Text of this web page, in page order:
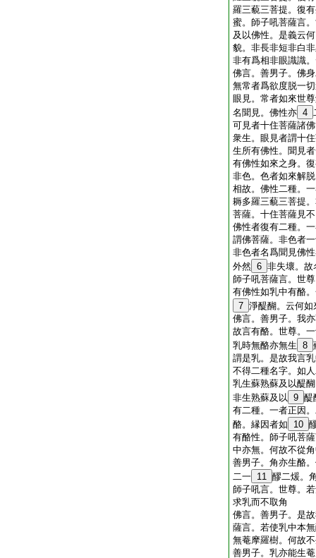
羅三藐三菩提。復
蜜。師子吼菩薩言
及以佛性。是義云
貌。非長非短非白
非有爲相非眼識識
佛言。善男子。佛
無常者爲欲度脱一
眼見。常者如來世
名聞見。佛性亦 4
可見者十住菩薩諸
衆生。眼見者謂十
生所有佛性。聞見
有佛性如來之身。
非色。色者如來解
相故。佛性二種。
耨多羅三藐三菩提
菩薩。十住菩薩見
佛性者復有二種。
謂佛菩薩。非色者
非色者名爲聞見佛
外然 6 非失壞。故
師子吼菩薩言。世
有佛性如乳中有酪
7 淨醍醐。云何
佛言。善男子。我
故言有酪。世尊。
乳時無酪亦無生 8
謂是乳。是故我言
不得二種名字。如
乳生蘇熟蘇及以醍
非生熟蘇及以 9 醍
有二種。一者正因
酪。縁因者如
10
有酪性。師子吼菩
中亦無。何故不從
善男子。角亦生酪
二一 11 醪二煖。
師子吼言。世尊。
求乳而不取角
佛言。善男子。是
薩言。若使乳中本
無菴摩羅樹。何故
善男子。乳亦能生